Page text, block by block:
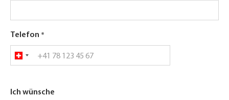
Telefon
Ich wünsche